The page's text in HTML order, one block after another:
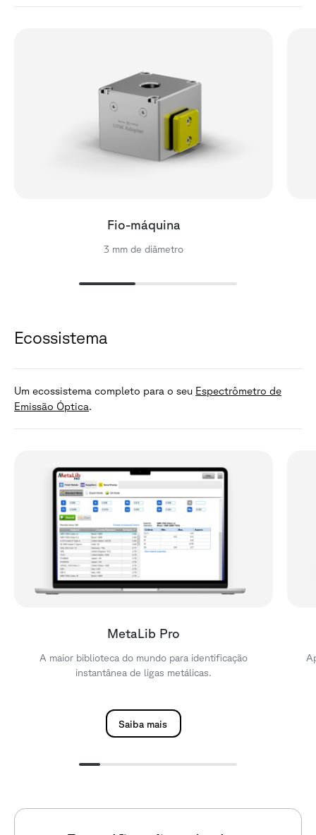
Fio-máquina
3 mm de diâmetro
Ecossistema
Um ecossistema completo para o seu Espectrômetro de
Emissão Óptica.
MetaLib Pro
A maior biblioteca do mundo para identificação
instantânea de ligas metálicas.
Saiba mais